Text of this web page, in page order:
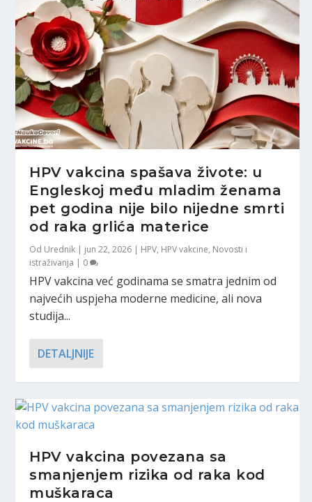
rizika od raka ...
nam govori...
(redovne vakc...
vakcinu Delta va...
autizmom: dokazi nove...
HPV vakcina spašava živote: u
Engleskoj među mladim ženama
pet godina nije bilo nijedne smrti
od raka grlića materice
Od Urednik | jun 22, 2026 | HPV, HPV vakcine, Novosti i
istraživanja | 0
HPV vakcina već godinama se smatra jednim od
najvećih uspjeha moderne medicine, ali nova
studija...
DETALJNIJE
HPV vakcina povezana sa
smanjenjem rizika od raka kod
muškaraca